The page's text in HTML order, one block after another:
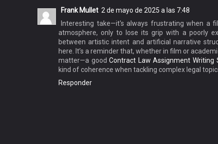
Frank Mullet 2 de mayo de 2025 a las 7:48
Interesting take—it's always frustrating when a
atmosphere, only to lose its grip with a poorly
between artistic intent and artificial narrative
here. It’s a reminder that, whether in film or
matter—a goodContract Law Assignment Writing
kind of coherence when tackling complex legal
Responder